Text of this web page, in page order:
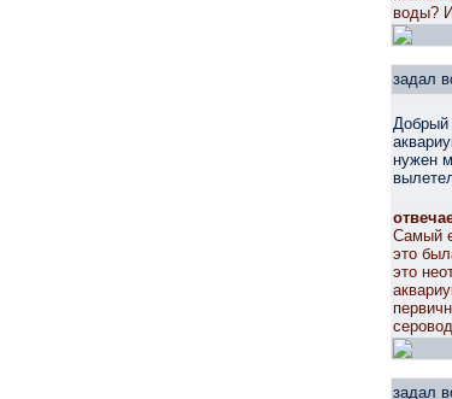
воды?
задал
Добрый
нужен
Самый
это
это
задал